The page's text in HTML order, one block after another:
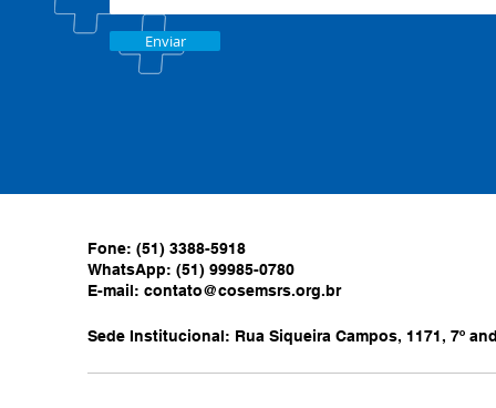
Enviar
Fone: (51) 3388-5918
WhatsApp: (51) 99985-0780
E-mail: contato@cosemsrs.org.br
Sede Institucional: Rua Siqueira Campos, 1171, 7º